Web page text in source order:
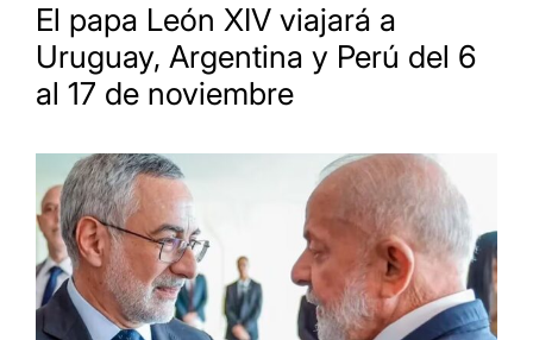
El papa León XIV viajará a
Uruguay, Argentina y Perú del 6
al 17 de noviembre